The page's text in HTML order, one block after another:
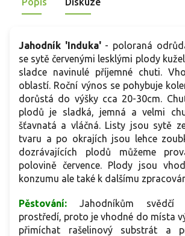
Jahodník 'Induka'- poloraná
se sytě červenými lesklými plody
sladce navinulé příjemné chuti.
oblastí. Roční výnos se pohybuje
dorůstá do výšky cca 20-30cm.
plodů je sladká, jemná a velmi
šťavnatá a vláčná. Listy jsou sytě
tvaru a po okrajích jsou lehce
dozrávajících plodů můžeme
polovině července. Plody jsou
konzumu ale také k dalšímu
Pěstování:
Jahodníkům svědčí
prostředí, proto je vhodné do místa
přimíchat rašelinový substrát a